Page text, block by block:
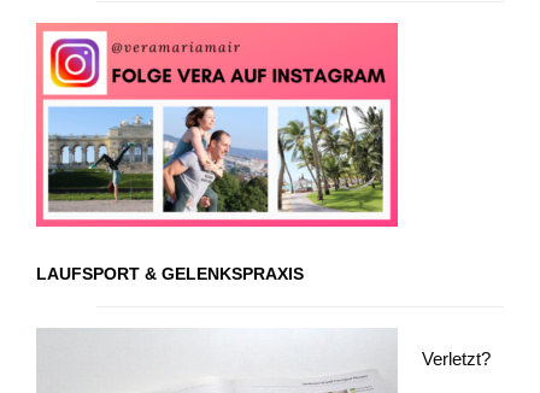
LAUFSPORT & GELENKSPRAXIS
Verletzt?